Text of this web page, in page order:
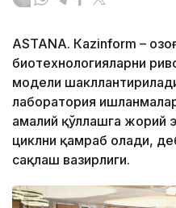
ASTANА. Кazinform –
биотехнологияларни
модели
лаборатория
амалий қўллашга жорий
циклни қамраб олади,
сақлаш вазирлиги.